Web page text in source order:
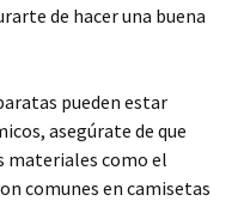
de hacer una buena
pueden estar
asegúrate de que
materiales como el
comunes en camisetas